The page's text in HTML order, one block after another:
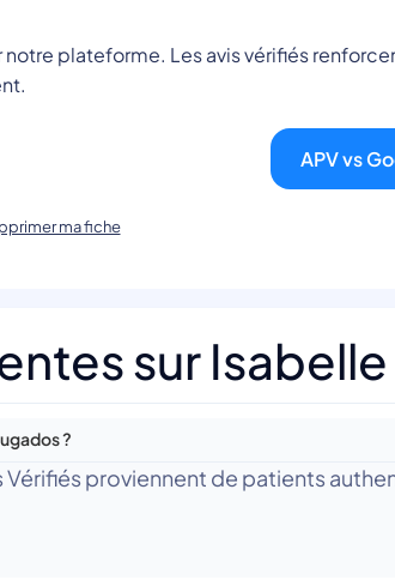
plateforme. Les avis vérifiés
APV vs
ma fiche
sur
?
Vérifiés proviennent de patients